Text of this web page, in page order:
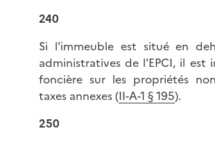
240
Si l'immeuble est situé en
administratives de l'EPCI, il est
foncière sur les propriétés
taxes annexes (II-A-1 § 195).
250